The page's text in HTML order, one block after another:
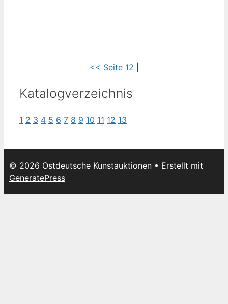
<< Seite 12
Katalogverzeichnis
1 2 3 4 5 6 7 8 9 10 11 12 13
© 2026 Ostdeutsche Kunstauktionen • Erstellt mit
GeneratePress